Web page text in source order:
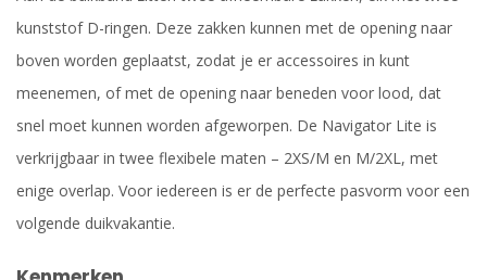
kunststof D-ringen. Deze zakken kunnen met de opening naar
boven worden geplaatst, zodat je er accessoires in kunt
meenemen, of met de opening naar beneden voor lood, dat
snel moet kunnen worden afgeworpen. De Navigator Lite is
verkrijgbaar in twee flexibele maten – 2XS/M en M/2XL, met
enige overlap. Voor iedereen is er de perfecte pasvorm voor een
volgende duikvakantie.